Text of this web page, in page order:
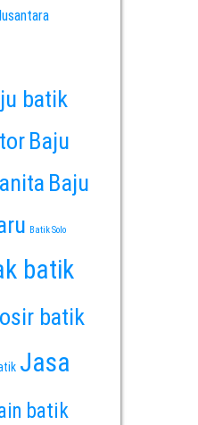
batik
Baju
Baju
Batik Solo
batik
batik
Jasa
batik